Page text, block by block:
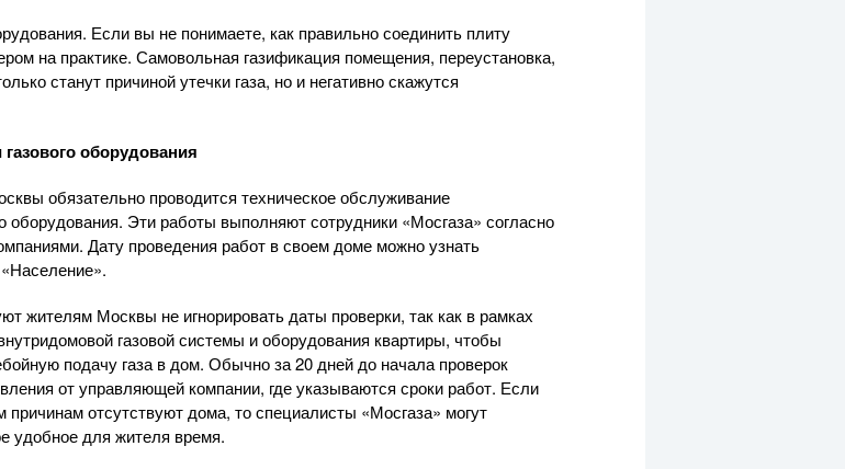
Если вы не понимаете, как правильно соединить плиту
на практике. Самовольная газификация помещения, переустановка,
станут причиной утечки газа, но и негативно скажутся
оборудования
обязательно проводится техническое обслуживание
оборудования. Эти работы выполняют сотрудники «Мосгаза» согласно
Дату проведения работ в своем доме можно узнать
жителям Москвы не игнорировать даты проверки, так как в рамках
газовой системы и оборудования квартиры, чтобы
подачу газа в дом. Обычно за 20 дней до начала проверок
от управляющей компании, где указываются сроки работ. Если
отсутствуют дома, то специалисты «Мосгаза» могут
удобное для жителя время.